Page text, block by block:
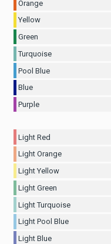
Orange
Yellow
Green
Turquoise
Pool Blue
Blue
Purple
Light Red
Light Orange
Light Yellow
Light Green
Light Turquoise
Light Pool Blue
Light Blue